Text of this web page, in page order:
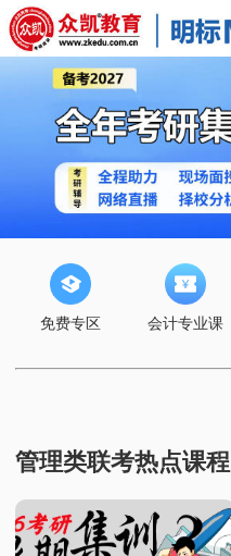
免费专区 会计专业课
管理类联考热点课程